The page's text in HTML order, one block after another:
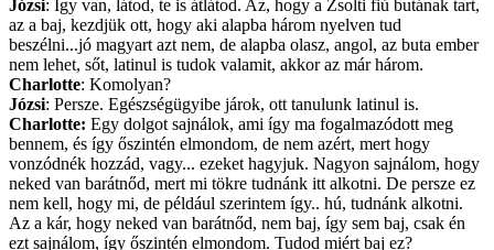
Józsi: Így van, látod, te is átlátod. Az, hogy a Zsolti fiú butának tart,
az a baj, kezdjük ott, hogy aki alapba három nyelven tud
beszélni...jó magyart azt nem, de alapba olasz, angol, az buta ember
nem lehet, sőt, latinul is tudok valamit, akkor az már három.
Charlotte: Komolyan?
Józsi: Persze. Egészségügyibe járok, ott tanulunk latinul is.
Charlotte: Egy dolgot sajnálok, ami így ma fogalmazódott meg
bennem, és így őszintén elmondom, de nem azért, mert hogy
vonzódnék hozzád, vagy... ezeket hagyjuk. Nagyon sajnálom, hogy
neked van barátnőd, mert mi tökre tudnánk itt alkotni. De persze ez
nem kell, hogy mi, de például szerintem így.. hú, tudnánk alkotni.
Az a kár, hogy neked van barátnőd, nem baj, így sem baj, csak én
ezt sajnálom, így őszintén elmondom. Tudod miért baj ez?